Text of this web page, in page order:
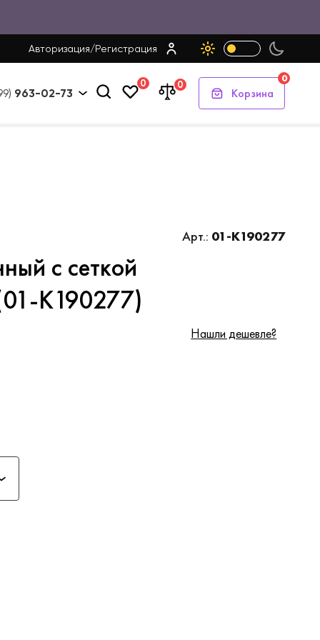
Авторизация/Регистрация
963-02-73
0 0
Корзина
0
с сеткой
K190277)
Арт.: 01-K190277
Нашли дешевле?